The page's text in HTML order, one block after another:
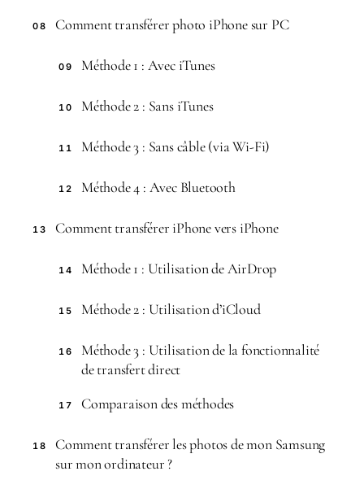
08 Comment transférer photo iPhone sur PC
09 Méthode 1 : Avec iTunes
10 Méthode 2 : Sans iTunes
11 Méthode 3 : Sans câble (via Wi-Fi)
12 Méthode 4 : Avec Bluetooth
13 Comment transférer iPhone vers iPhone
14 Méthode 1 : Utilisation de AirDrop
15 Méthode 2 : Utilisation d’iCloud
16
Méthode 3 : Utilisation de la fonctionnalité
de transfert direct
17 Comparaison des méthodes
18
Comment transférer les photos de mon Samsung
sur mon ordinateur ?